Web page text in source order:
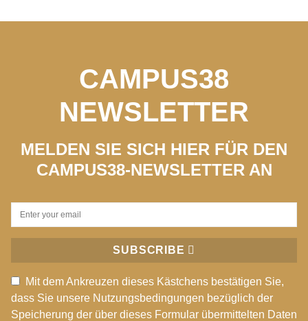
CAMPUS38
NEWSLETTER
MELDEN SIE SICH HIER FÜR DEN
CAMPUS38-NEWSLETTER AN
SUBSCRIBE
Mit dem Ankreuzen dieses Kästchens bestätigen Sie,
dass Sie unsere Nutzungsbedingungen bezüglich der
Speicherung der über dieses Formular übermittelten Daten